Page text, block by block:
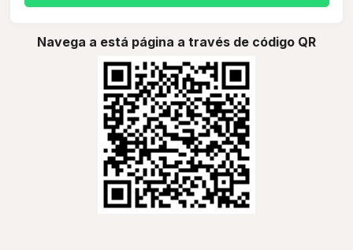
Navega a está página a través de código QR